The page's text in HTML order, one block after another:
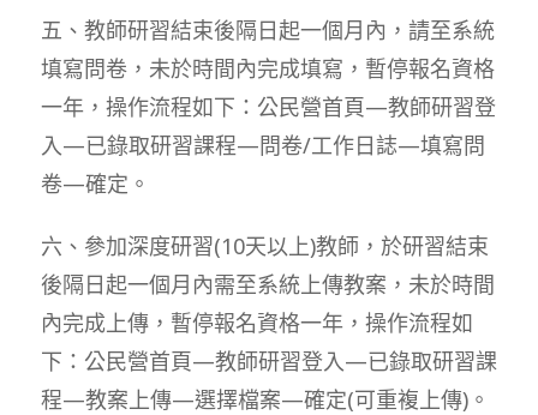
五、教師研習結束後隔日起一個月內，請至系統
填寫問卷，未於時間內完成填寫，暫停報名資格
一年，操作流程如下：公民營首頁—教師研習登
入—已錄取研習課程—問卷/工作日誌—填寫問
卷—確定。
六、參加深度研習(10天以上)教師，於研習結束
後隔日起一個月內需至系統上傳教案，未於時間
內完成上傳，暫停報名資格一年，操作流程如
下：公民營首頁—教師研習登入—已錄取研習課
程—教案上傳—選擇檔案—確定(可重複上傳)。